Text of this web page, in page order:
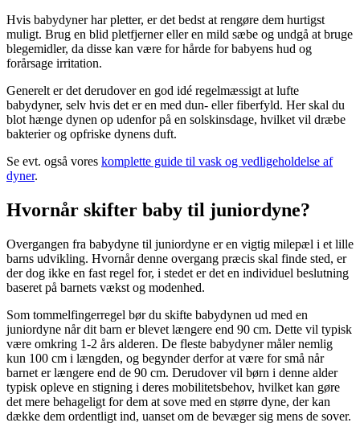
Hvis babydyner har pletter, er det bedst at rengøre dem hurtigst
muligt. Brug en blid pletfjerner eller en mild sæbe og undgå at bruge
blegemidler, da disse kan være for hårde for babyens hud og
forårsage irritation.
Generelt er det derudover en god idé regelmæssigt at lufte
babydyner, selv hvis det er en med dun- eller fiberfyld. Her skal du
blot hænge dynen op udenfor på en solskinsdage, hvilket vil dræbe
bakterier og opfriske dynens duft.
Se evt. også vores komplette guide til vask og vedligeholdelse af
dyner.
Hvornår skifter baby til juniordyne?
Overgangen fra babydyne til juniordyne er en vigtig milepæl i et lille
barns udvikling. Hvornår denne overgang præcis skal finde sted, er
der dog ikke en fast regel for, i stedet er det en individuel beslutning
baseret på barnets vækst og modenhed.
Som tommelfingerregel bør du skifte babydynen ud med en
juniordyne når dit barn er blevet længere end 90 cm. Dette vil typisk
være omkring 1-2 års alderen. De fleste babydyner måler nemlig
kun 100 cm i længden, og begynder derfor at være for små når
barnet er længere end de 90 cm. Derudover vil børn i denne alder
typisk opleve en stigning i deres mobilitetsbehov, hvilket kan gøre
det mere behageligt for dem at sove med en større dyne, der kan
dække dem ordentligt ind, uanset om de bevæger sig mens de sover.